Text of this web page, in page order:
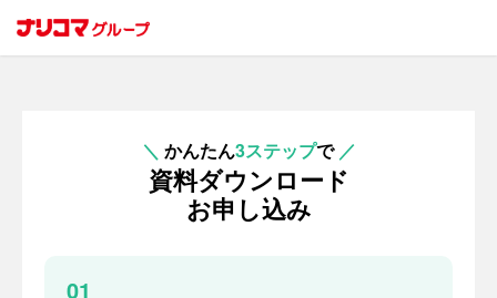
＼ かんたん3ステップで ／
資料ダウンロード
お申し込み
01